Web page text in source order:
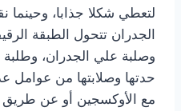
لتعطي شكلا جذابا، وحينما
الجدران تتحول الطبقة
وصلبة علي الجدران،
حدتها وصلابتها من عوامل
مع الأوكسجين أو عن طريق